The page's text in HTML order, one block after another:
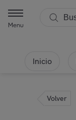
Menu
Inicio
Volver